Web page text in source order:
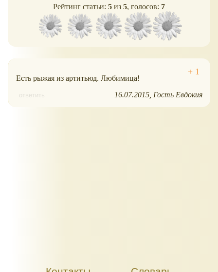
Рейтинг статьи: 5 из 5, голосов: 7
Есть рыжая из артитьюд. Любимица!
ответить 16.07.2015 Гость Евдокия